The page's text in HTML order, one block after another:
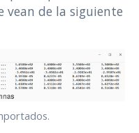
vean de la siguiente